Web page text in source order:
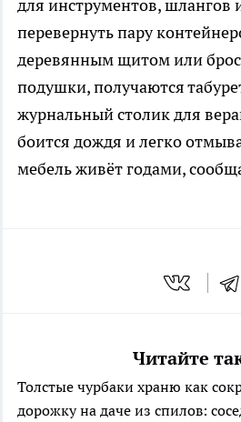
для инструментов, шлангов
перевернуть пару
деревянным щитом или
подушки, получаются
журнальный столик для
боится дождя и легко
мебель живёт годами,
Читайте
Толстые чурбаки храню как
дорожку на даче из спилов: